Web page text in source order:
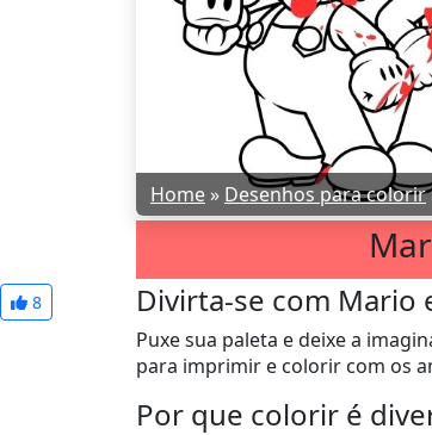
Home » Desenhos para colorir
8 Divirta-se com Mario
Puxe sua paleta e deixe a
para imprimir e colorir com os
Por que colorir é